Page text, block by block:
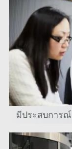
มีประสบการณ์